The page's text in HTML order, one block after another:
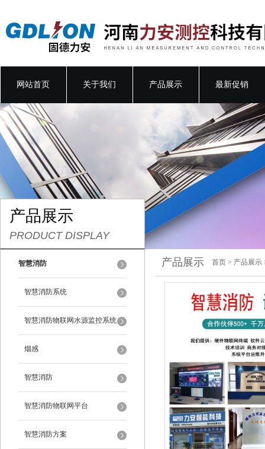
网站首页 关于我们 产品展示 最新促销
产品展示
PRODUCT DISPLAY
智慧消防
智慧消防系统
智慧消防物联网水源监控系统
烟感
智慧消防
智慧消防物联网平台
智慧消防方案
产品展示 首页 > 产品展示